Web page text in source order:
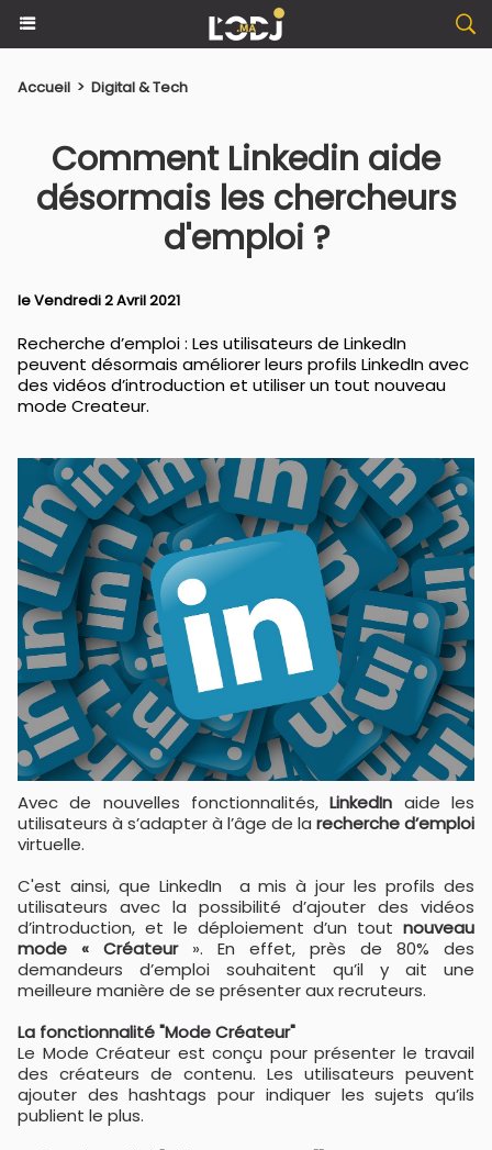
Accueil > Digital & Tech
Comment Linkedin aide
désormais les chercheurs
d'emploi ?
le Vendredi 2 Avril 2021
Recherche d’emploi : Les utilisateurs de LinkedIn
peuvent désormais améliorer leurs profils LinkedIn avec
des vidéos d’introduction et utiliser un tout nouveau
mode Createur.
Avec de nouvelles fonctionnalités, LinkedIn aide les
utilisateurs à s’adapter à l’âge de la recherche d’emploi
virtuelle.
C'est ainsi, que LinkedIn a mis à jour les profils des
utilisateurs avec la possibilité d’ajouter des vidéos
d’introduction, et le déploiement d’un tout nouveau
mode « Créateur ». En effet, près de 80% des
demandeurs d’emploi souhaitent qu’il y ait une
meilleure manière de se présenter aux recruteurs.
La fonctionnalité "Mode Créateur"
Le Mode Créateur est conçu pour présenter le travail
des créateurs de contenu. Les utilisateurs peuvent
ajouter des hashtags pour indiquer les sujets qu’ils
publient le plus.